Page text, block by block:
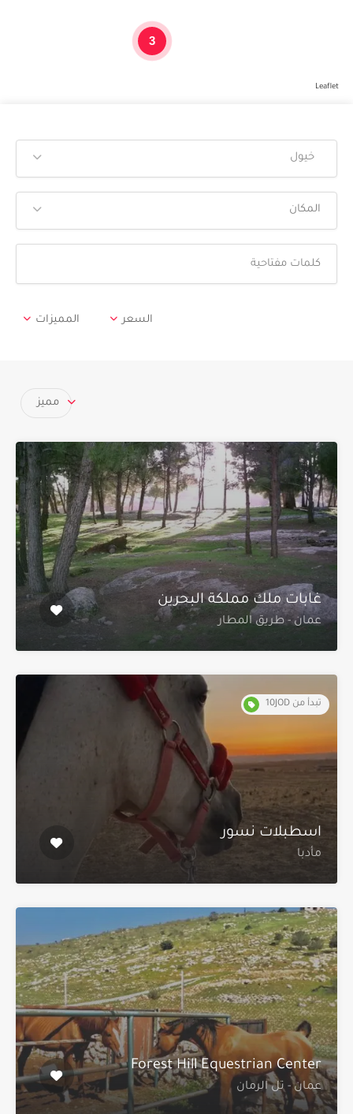
خيول
المكان
المميزات السعر
مميز
غابات ملك مملكة البحرين
عمان - طريق المطار
تبدأ من 10JOD
اسطبلات نسور
مأدبا
Forest Hill Equestrian Center
عمان - تل الرمان
3
Leaflet